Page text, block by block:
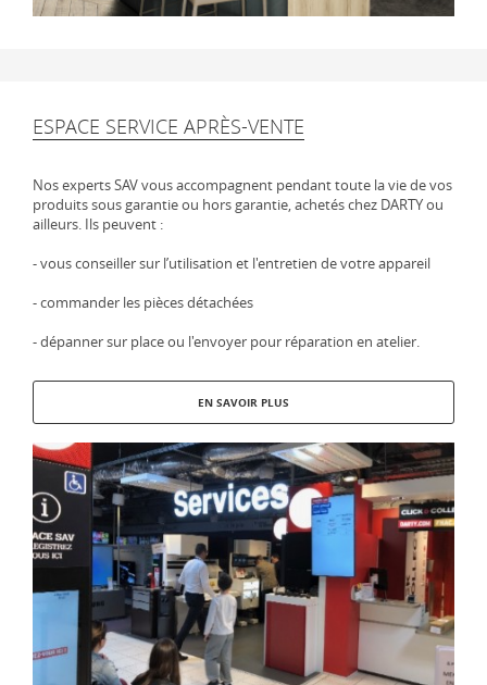
ESPACE SERVICE APRÈS-VENTE
Nos experts SAV vous accompagnent pendant toute la vie de vos
produits sous garantie ou hors garantie, achetés chez DARTY ou
ailleurs. Ils peuvent :
- vous conseiller sur l’utilisation et l'entretien de votre appareil
- commander les pièces détachées
- dépanner sur place ou l'envoyer pour réparation en atelier.
EN SAVOIR PLUS